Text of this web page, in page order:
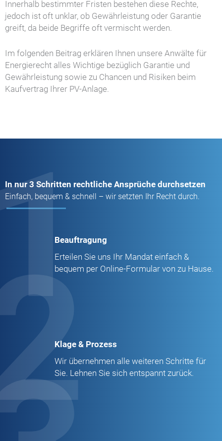
Innerhalb bestimmter Fristen bestehen diese Rechte,
jedoch ist oft unklar, ob Gewährleistung oder Garantie
greift, da beide Begriffe oft vermischt werden.
Im folgenden Beitrag erklären Ihnen unsere Anwälte für
Energierecht alles Wichtige bezüglich Garantie und
Gewährleistung sowie zu Chancen und Risiken beim
Kaufvertrag Ihrer PV-Anlage.
In nur 3 Schritten rechtliche Ansprüche durchsetzen
Einfach, bequem & schnell – wir setzten Ihr Recht durch.
Beauftragung
Erteilen Sie uns Ihr Mandat einfach &
bequem per Online-Formular von zu Hause.
Klage & Prozess
Wir übernehmen alle weiteren Schritte für
Sie. Lehnen Sie sich entspannt zurück.